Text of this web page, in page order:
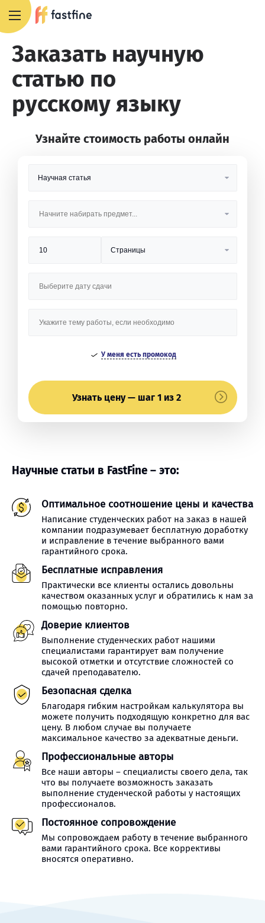
Заказать научную
статью по
русскому языку
Узнайте стоимость работы онлайн
У меня есть промокод
Узнать цену — шаг 1 из 2
Научные статьи в FastFine – это:
Оптимальное соотношение цены и качества
Написание студенческих работ на заказ в нашей
компании подразумевает бесплатную доработку
и исправление в течение выбранного вами
гарантийного срока.
Бесплатные исправления
Практически все клиенты остались довольны
качеством оказанных услуг и обратились к нам за
помощью повторно.
Доверие клиентов
Выполнение студенческих работ нашими
специалистами гарантирует вам получение
высокой отметки и отсутствие сложностей со
сдачей преподавателю.
Безопасная сделка
Благодаря гибким настройкам калькулятора вы
можете получить подходящую конкретно для вас
цену. В любом случае вы получаете
максимальное качество за адекватные деньги.
Профессиональные авторы
Все наши авторы – специалисты своего дела, так
что вы получаете возможность заказать
выполнение студенческой работы у настоящих
профессионалов.
Постоянное сопровождение
Мы сопровождаем работу в течение выбранного
вами гарантийного срока. Все коррективы
вносятся оперативно.